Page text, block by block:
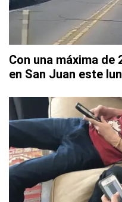
Con una máxima de
en San Juan este